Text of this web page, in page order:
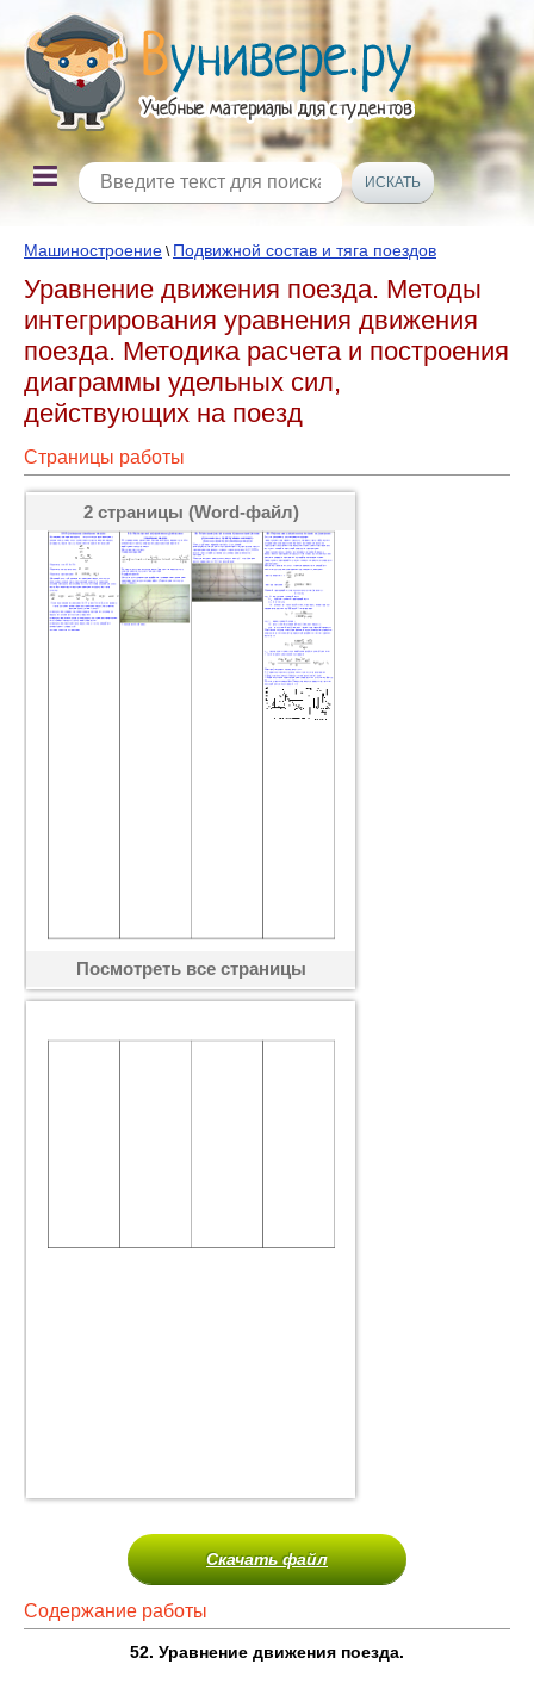
Машиностроение \ Подвижной состав и тяга поездов
Уравнение движения поезда. Методы
интегрирования уравнения движения
поезда. Методика расчета и построения
диаграммы удельных сил,
действующих на поезд
Страницы работы
2 страницы (Word-файл)
Посмотреть все страницы
Скачать файл
Содержание работы
52. Уравнение движения поезда.